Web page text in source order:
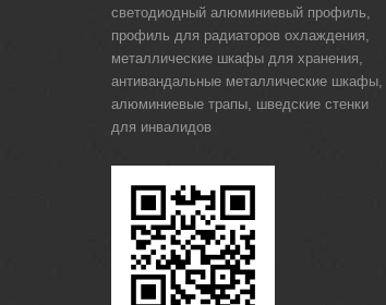
светодиодный алюминиевый профиль
профиль для радиаторов охлаждения
металлические шкафы для хранения
антивандальные металлические шкафы
алюминиевые трапы шведские стенки
для инвалидов